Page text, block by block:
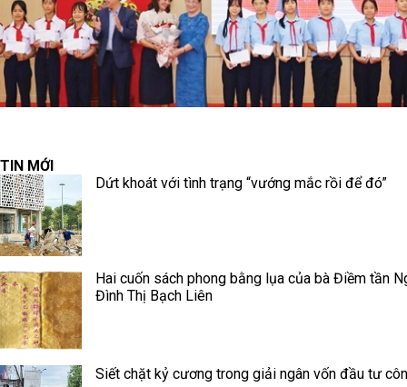
TIN MỚI
Dứt khoát với tình trạng “vướng mắc rồi để đó”
Hai cuốn sách phong bằng lụa của bà Điềm tần
Đình Thị Bạch Liên
Siết chặt kỷ cương trong giải ngân vốn đầu tư